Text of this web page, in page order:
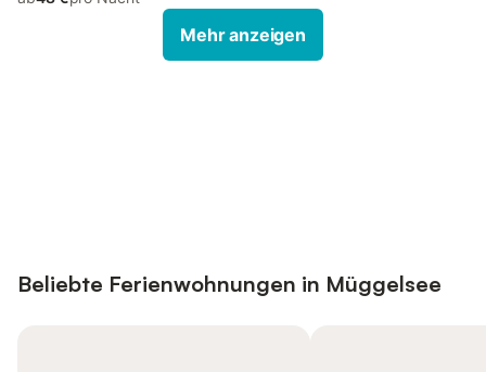
Mehr anzeigen
Beliebte Ferienwohnungen in Müggelsee